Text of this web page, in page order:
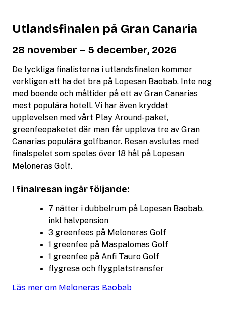
Utlandsfinalen på Gran Canaria
28 november – 5 december, 2026
De lyckliga finalisterna i utlandsfinalen kommer
verkligen att ha det bra på Lopesan Baobab. Inte nog
med boende och måltider på ett av Gran Canarias
mest populära hotell. Vi har även kryddat
upplevelsen med vårt Play Around-paket,
greenfeepaketet där man får uppleva tre av Gran
Canarias populära golfbanor. Resan avslutas med
finalspelet som spelas över 18 hål på Lopesan
Meloneras Golf.
I finalresan ingår följande:
7 nätter i dubbelrum på Lopesan Baobab,
inkl halvpension
3 greenfees på Meloneras Golf
1 greenfee på Maspalomas Golf
1 greenfee på Anfi Tauro Golf
flygresa och flygplatstransfer
Läs mer om Meloneras Baobab